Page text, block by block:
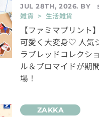
JUL 28TH, 2026. BY
雑貨 > 生活雑貨
【ファミマプリント
可愛く大変身♡ 人気
ラブレッドコレクシ
ル＆ブロマイドが期
場！